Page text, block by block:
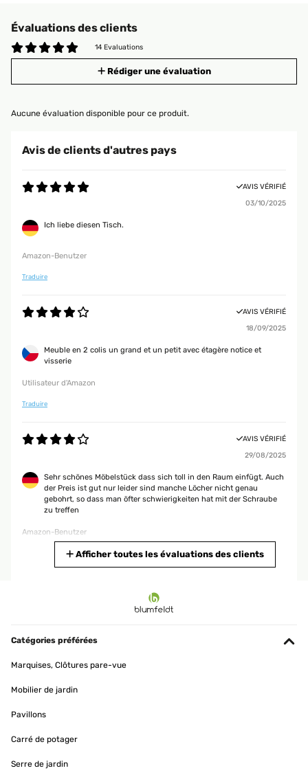
Évaluations des clients
14 Evaluations
Rédiger une évaluation
Aucune évaluation disponible pour ce produit.
Avis de clients d'autres pays
AVIS VÉRIFIÉ
03/10/2025
Ich liebe diesen Tisch.
Amazon-Benutzer
Traduire
AVIS VÉRIFIÉ
18/09/2025
Meuble en 2 colis un grand et un petit avec étagère notice et
visserie
Utilisateur d'Amazon
Traduire
AVIS VÉRIFIÉ
29/08/2025
Sehr schönes Möbelstück dass sich toll in den Raum einfügt. Auch
der Preis ist gut nur leider sind manche Löcher nicht genau
gebohrt, so dass man öfter schwierigkeiten hat mit der Schraube
zu treffen
Amazon-Benutzer
instructions are not very helpful.
empfehle den VerkäuferSehr sorgfältige LieferungIch bin sehr
Afficher toutes les évaluations des clients
Catégories préférées
Marquises, Clôtures pare-vue
Mobilier de jardin
Pavillons
Carré de potager
Serre de jardin